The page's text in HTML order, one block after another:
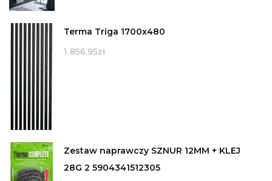
Terma Triga 1700x480
1 856,95zł
Zestaw naprawczy SZNUR 12MM + KLEJ
28G 2 5904341512305